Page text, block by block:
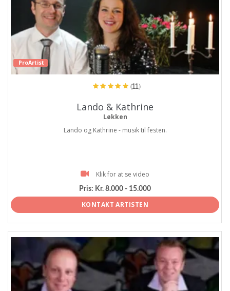
ProArtist
(11)
Lando & Kathrine
Løkken
Lando og Kathrine - musik til festen.
Klik for at se video
Pris: Kr. 8.000 - 15.000
KONTAKT ARTISTEN